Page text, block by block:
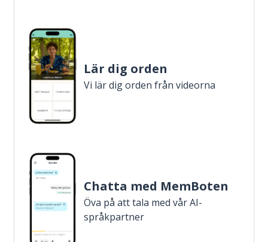
Lär dig orden
Vi lär dig orden från videorna
Chatta med MemBoten
Öva på att tala med vår AI-
språkpartner